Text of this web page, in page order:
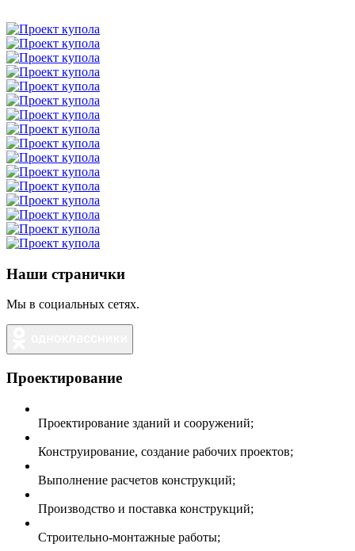
Наши странички
Мы в социальных сетях.
Проектирование
Проектирование зданий и сооружений;
Конструирование, создание рабочих проектов;
Выполнение расчетов конструкций;
Производство и поставка конструкций;
Строительно-монтажные работы;